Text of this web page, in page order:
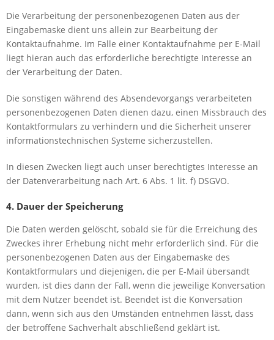
Die Verarbeitung der personenbezogenen Daten aus der
Eingabemaske dient uns allein zur Bearbeitung der
Kontaktaufnahme. Im Falle einer Kontaktaufnahme per E-Mail
liegt hieran auch das erforderliche berechtigte Interesse an
der Verarbeitung der Daten.
Die sonstigen während des Absendevorgangs verarbeiteten
personenbezogenen Daten dienen dazu, einen Missbrauch des
Kontaktformulars zu verhindern und die Sicherheit unserer
informationstechnischen Systeme sicherzustellen.
In diesen Zwecken liegt auch unser berechtigtes Interesse an
der Datenverarbeitung nach Art. 6 Abs. 1 lit. f) DSGVO.
4. Dauer der Speicherung
Die Daten werden gelöscht, sobald sie für die Erreichung des
Zweckes ihrer Erhebung nicht mehr erforderlich sind. Für die
personenbezogenen Daten aus der Eingabemaske des
Kontaktformulars und diejenigen, die per E-Mail übersandt
wurden, ist dies dann der Fall, wenn die jeweilige Konversation
mit dem Nutzer beendet ist. Beendet ist die Konversation
dann, wenn sich aus den Umständen entnehmen lässt, dass
der betroffene Sachverhalt abschließend geklärt ist.